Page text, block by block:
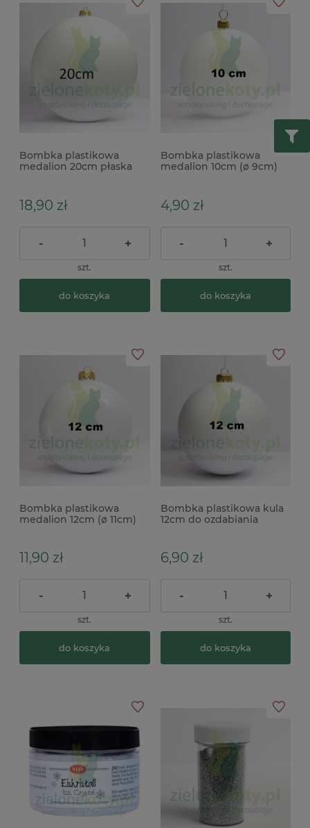
Bombka plastikowa
medalion 20cm płaska
18,90 zł
- +
szt.
do koszyka
Bombka plastikowa
medalion 10cm (ø 9cm)
4,90 zł
- +
szt.
do koszyka
Bombka plastikowa
medalion 12cm (ø 11cm)
11,90 zł
- +
szt.
do koszyka
Bombka plastikowa kula
12cm do ozdabiania
6,90 zł
- +
szt.
do koszyka